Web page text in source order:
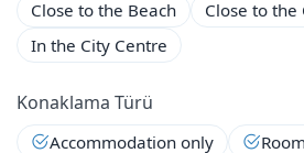
Close to the Beach
Close to the
In the City Centre
Konaklama Türü
Accommodation only